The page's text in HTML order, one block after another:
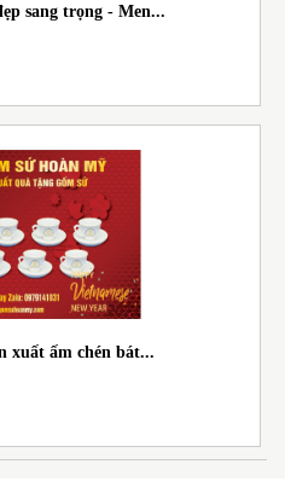
sang trọng - Men...
xuất ấm chén bát...